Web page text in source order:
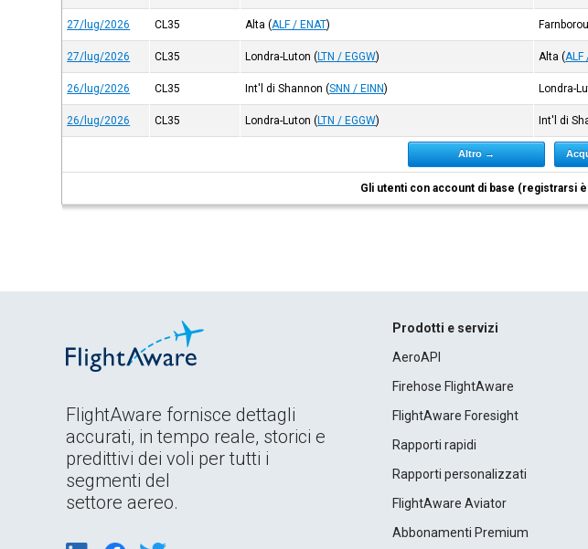
27/lug/2026 CL35 Alta (ALF / ENAT)
27/lug/2026 CL35 Londra-Luton (LTN / EGGW) Alta (ALF
26/lug/2026 CL35 Int'l di Shannon (SNN / EINN) Londra-
26/lug/2026 CL35 Londra-Luton (LTN / EGGW) Int'l di
Altro →
Gli utenti con account di base (registrarsi
FlightAware fornisce dettagli
accurati, in tempo reale, storici e
predittivi dei voli per tutti i
segmenti del
settore aereo.
Prodotti e servizi
AeroAPI
Firehose FlightAware
FlightAware Foresight
Rapporti rapidi
Rapporti personalizzati
FlightAware Aviator
Abbonamenti Premium